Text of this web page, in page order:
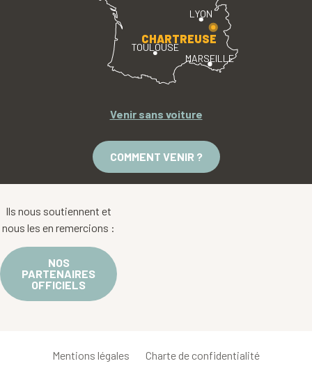
LYON
TOULOUSE
MARSEILLE
CHARTREUSE
Venir sans voiture
COMMENT VENIR ?
Ils nous soutiennent et
nous les en remercions :
NOS
PARTENAIRES
OFFICIELS
Mentions légales Charte de confidentialité